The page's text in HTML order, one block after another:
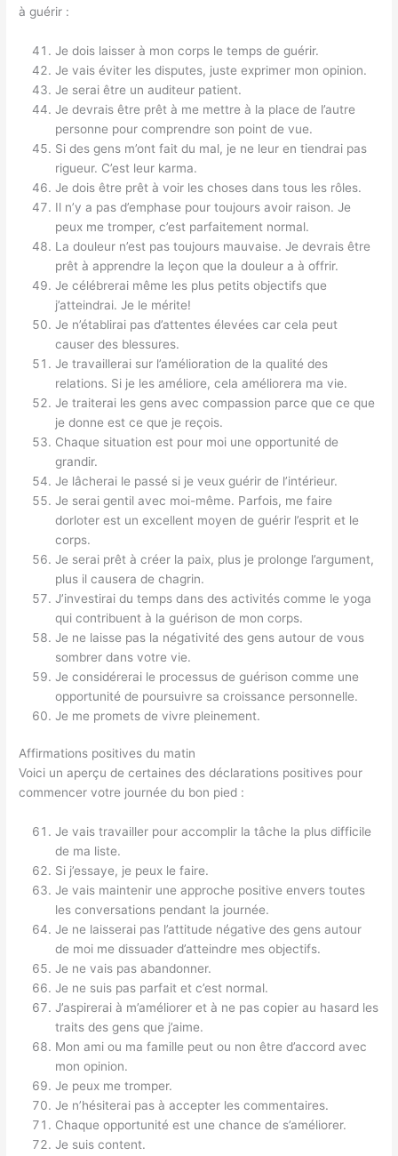
à guérir :
Je dois laisser à mon corps le temps de guérir.
Je vais éviter les disputes, juste exprimer mon opinion.
Je serai être un auditeur patient.
Je devrais être prêt à me mettre à la place de l’autre
personne pour comprendre son point de vue.
Si des gens m’ont fait du mal, je ne leur en tiendrai pas
rigueur. C’est leur karma.
Je dois être prêt à voir les choses dans tous les rôles.
Il n’y a pas d’emphase pour toujours avoir raison. Je
peux me tromper, c’est parfaitement normal.
La douleur n’est pas toujours mauvaise. Je devrais être
prêt à apprendre la leçon que la douleur a à offrir.
Je célébrerai même les plus petits objectifs que
j’atteindrai. Je le mérite!
Je n’établirai pas d’attentes élevées car cela peut
causer des blessures.
Je travaillerai sur l’amélioration de la qualité des
relations. Si je les améliore, cela améliorera ma vie.
Je traiterai les gens avec compassion parce que ce que
je donne est ce que je reçois.
Chaque situation est pour moi une opportunité de
grandir.
Je lâcherai le passé si je veux guérir de l’intérieur.
Je serai gentil avec moi-même. Parfois, me faire
dorloter est un excellent moyen de guérir l’esprit et le
corps.
Je serai prêt à créer la paix, plus je prolonge l’argument,
plus il causera de chagrin.
J’investirai du temps dans des activités comme le yoga
qui contribuent à la guérison de mon corps.
Je ne laisse pas la négativité des gens autour de vous
sombrer dans votre vie.
Je considérerai le processus de guérison comme une
opportunité de poursuivre sa croissance personnelle.
Je me promets de vivre pleinement.
Affirmations positives du matin
Voici un aperçu de certaines des déclarations positives pour
commencer votre journée du bon pied :
Je vais travailler pour accomplir la tâche la plus difficile
de ma liste.
Si j’essaye, je peux le faire.
Je vais maintenir une approche positive envers toutes
les conversations pendant la journée.
Je ne laisserai pas l’attitude négative des gens autour
de moi me dissuader d’atteindre mes objectifs.
Je ne vais pas abandonner.
Je ne suis pas parfait et c’est normal.
J’aspirerai à m’améliorer et à ne pas copier au hasard les
traits des gens que j’aime.
Mon ami ou ma famille peut ou non être d’accord avec
mon opinion.
Je peux me tromper.
Je n’hésiterai pas à accepter les commentaires.
Chaque opportunité est une chance de s’améliorer.
Je suis content.